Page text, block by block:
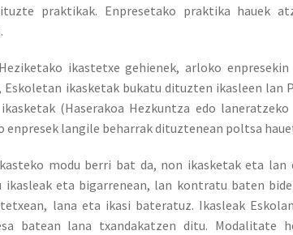
praktikak. Enpresetako praktika hauek
ikastetxe gehienek, arloko
ikasketak bukatu dituzten ikasleen lan
(Haserakoa Hezkuntza edo
enpresek langile beharrak dituztenean poltsa
modu berri bat da, non ikasketak eta
ikasleak eta bigarrenean, lan kontratu baten
lana eta ikasi bateratuz. Ikasleak
batean lana txandakatzen ditu. Modalitate